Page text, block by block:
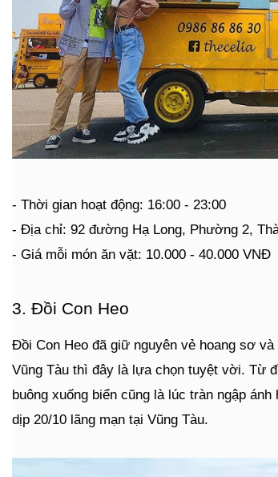
- Thời gian hoạt động: 16:00 - 23:00
- Địa chỉ: 92 đường Hạ Long, Phường 2,
- Giá mỗi món ăn vặt: 10.000 - 40.000 VNĐ
3. Đồi Con Heo
Đồi Con Heo đã giữ nguyên vẻ hoang sơ
Vũng Tàu thì đây là lựa chọn tuyệt vời. Từ
buông xuống biển cũng là lúc tràn ngập
dịp 20/10 lãng mạn tại Vũng Tàu.